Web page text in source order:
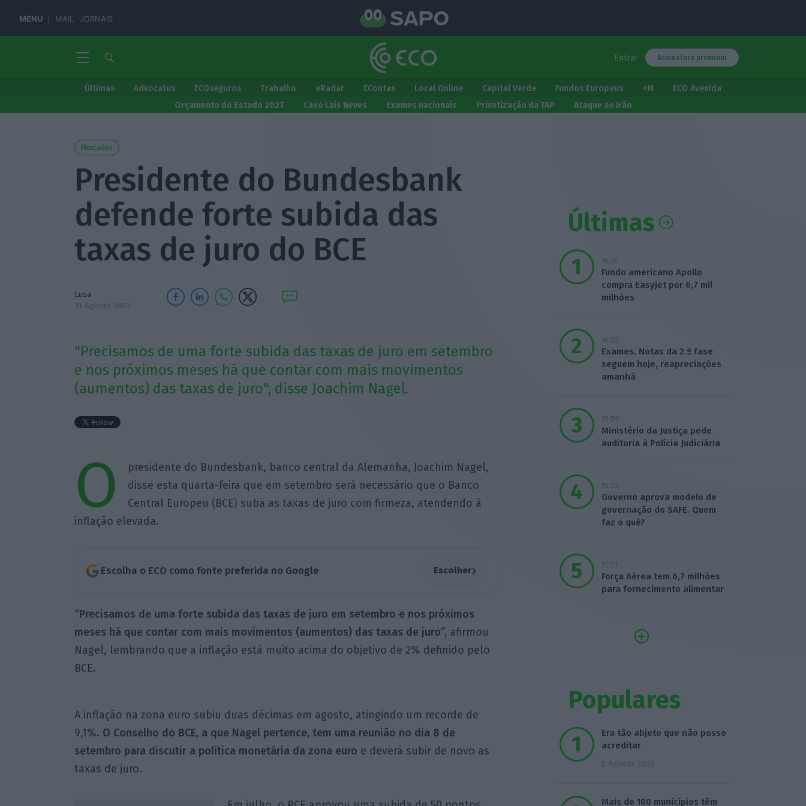
MENU MAIL JORNAIS
Entrar Assinatura premium
Últimas Advocatus ECOseguros Trabalho eRadar EContas Local Online Capital Verde Fundos Europeus +M
ECO Avenida
Orçamento do Estado 2027
Caso Luís Neves Exames nacionais Privatização da TAP Ataque ao Irão
Mercados
Presidente do Bundesbank
defende forte subida das
taxas de juro do BCE
Lusa
31 Agosto 2022
"Precisamos de uma forte subida das taxas de juro em setembro
e nos próximos meses há que contar com mais movimentos
(aumentos) das taxas de juro", disse Joachim Nagel.
O
presidente do Bundesbank, banco central da Alemanha, Joachim Nagel,
disse esta quarta-feira que em setembro será necessário que o Banco
Central Europeu (BCE) suba as taxas de juro com firmeza, atendendo à
inflação elevada.
Escolha o ECO como fonte preferida no Google Escolher›
“Precisamos de uma forte subida das taxas de juro em setembro e nos próximos
meses há que contar com mais movimentos (aumentos) das taxas de juro”, afirmou
Nagel, lembrando que a inflação está muito acima do objetivo de 2% definido pelo
BCE.
A inflação na zona euro subiu duas décimas em agosto, atingindo um recorde de
9,1%. O Conselho do BCE, a que Nagel pertence, tem uma reunião no dia 8 de
setembro para discutir a política monetária da zona euro e deverá subir de novo as
taxas de juro.
Últimas
16:18
Fundo americano Apollo
compra Easyjet por 6,7 mil
milhões
16:02
Exames. Notas da 2.º fase
seguem hoje, reapreciações
amanhã
15:59
Ministério da Justiça pede
auditoria à Polícia Judiciária
15:22
Governo aprova modelo de
governação do SAFE. Quem
faz o quê?
15:21
Força Aérea tem 6,7 milhões
para fornecimento alimentar
Populares
Era tão abjeto que não posso
acreditar
5 Agosto 2026
Mais de 100 municípios têm